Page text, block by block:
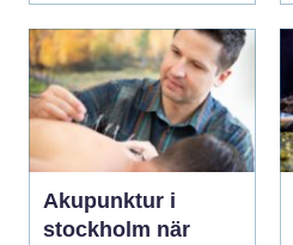
Akupunktur i
stockholm när